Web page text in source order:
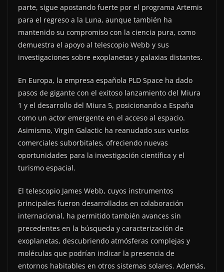
parte, sigue apostando fuerte por el programa Artemis
para el regreso a la Luna, aunque también ha
mantenido su compromiso con la ciencia pura, como
demuestra el apoyo al telescopio Webb y sus
investigaciones sobre exoplanetas y galaxias distantes.
En Europa, la empresa española PLD Space ha dado
pasos de gigante con el exitoso lanzamiento del Miura
1 y el desarrollo del Miura 5, posicionando a España
como un actor emergente en el acceso al espacio.
Asimismo, Virgin Galactic ha reanudado sus vuelos
comerciales suborbitales, ofreciendo nuevas
oportunidades para la investigación científica y el
turismo espacial.
El telescopio James Webb, cuyos instrumentos
principales fueron desarrollados en colaboración
internacional, ha permitido también avances sin
precedentes en la búsqueda y caracterización de
exoplanetas, descubriendo atmósferas complejas y
moléculas que podrían indicar la presencia de
entornos habitables en otros sistemas solares. Además,